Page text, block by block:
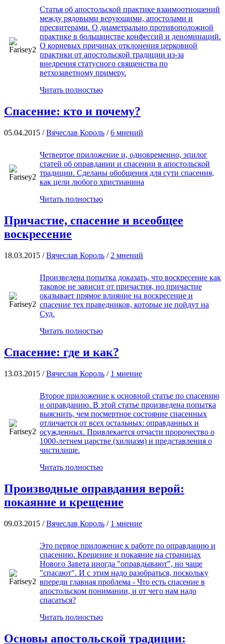
Статья об апостольской практике взаимоотношений
между рядовыми верующими, апостолами и
пресвитерами. О диаметрально противоположной
практике в большинстве конфессий и деноминаций.
О корневых причинах отклонения церковной
практики от апостольской традиции из-за
внедрения статусного священства по
ветхозаветному примеру.
Читать полностью
Спасение: кто и почему?
05.04.2015 /Вячеслав Король /6 мнений
Четвертое приложение и, одновременно, эпилог
статей об оправдании и спасении в апостольской
традиции. Сделаны обобщения для сути спасения,
как цели любого христианина
Читать полностью
Причастие, спасение и всеобщее
воскресение
18.03.2015 /Вячеслав Король / 2 мнений
Произведена попытка доказать, что воскресение как
таковое не зависит от причастия, но причастие
оказывает прямое влияние на воскресение и
спасение тех праведников, которые не пойдут на
Суд.
Читать полностью
Спасение: где и как?
13.03.2015 /Вячеслав Король / 1 мнение
Второе приложение к основной статье по спасению
и оправданию. В этой статье произведена попытка
выяснить, чем посмертное состояние спасенных
отличается от всех остальных: оправданных и
осужденных. Привлекается отчасти пророчество о
1000-летнем царстве (хилиазм) и представления о
чистилище.
Читать полностью
Производные оправдания верой:
покаяние и крещение
09.03.2015 /Вячеслав Король / 1 мнение
Это первое приложение к работе по оправданию и
спасению. Крещение и покаяние на страницах
Нового Завета иногда "оправдывают", но чаще
"спасают". И с этим надо разобраться, поскольку
впереди главная проблема - Что есть спасение в
апостольском понимании, и от чего нам надо
спасаться?
Читать полностью
Основы апостольской традиции: